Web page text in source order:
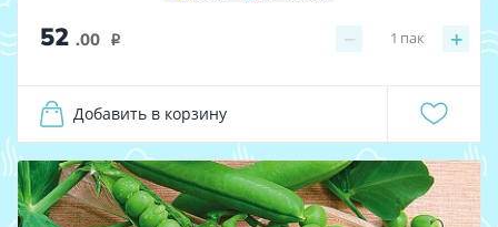
52 .00 i − +
1 пак
Добавить в корзину